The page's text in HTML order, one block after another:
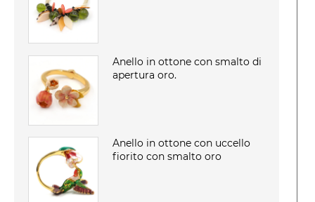
Anello in ottone con smalto di
apertura oro.
Anello in ottone con uccello
fiorito con smalto oro